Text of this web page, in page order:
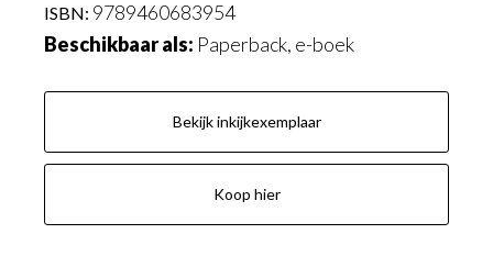
9789460683954
Beschikbaar als: Paperback, e-boek
Bekijk inkijkexemplaar
Koop hier